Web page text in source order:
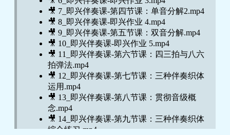
🎥 7_即兴伴奏课-第四节课：单音分解2.mp4
🎥 8_即兴伴奏课-即兴作业 4.mp4
🎥 9_即兴伴奏课-第五节课：双音分解.mp4
🎥 10_即兴伴奏课-即兴作业 5.mp4
🎥 11_即兴伴奏课-第六节课：四三拍与八六
拍弹法.mp4
🎥 12_即兴伴奏课-第七节课：三种伴奏织体
运用.mp4
🎥 13_即兴伴奏课-第八节课：贯彻音级概
念.mp4
🎥 14_即兴伴奏课-第九节课：三种伴奏织体
综合练习.mp4